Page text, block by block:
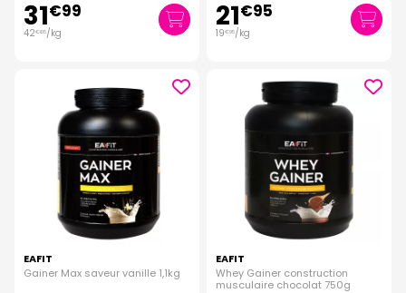
31€99
42€65/kg 21€95
19€95/kg
EAFIT
Gainer Max saveur vanille 1,1kg
EAFIT
Whey Gainer construction
musculaire chocolat 750g